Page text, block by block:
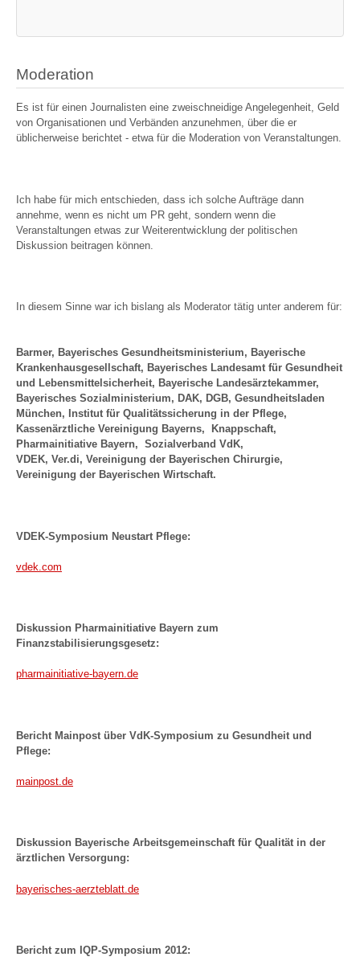
Moderation
Es ist für einen Journalisten eine zweischneidige Angelegenheit, Geld
von Organisationen und Verbänden anzunehmen, über die er
üblicherweise berichtet - etwa für die Moderation von Veranstaltungen.
Ich habe für mich entschieden, dass ich solche Aufträge dann
annehme, wenn es nicht um PR geht, sondern wenn die
Veranstaltungen etwas zur Weiterentwicklung der politischen
Diskussion beitragen können.
In diesem Sinne war ich bislang als Moderator tätig unter anderem für:
Barmer, Bayerisches Gesundheitsministerium, Bayerische
Krankenhausgesellschaft, Bayerisches Landesamt für Gesundheit
und Lebensmittelsicherheit, Bayerische Landesärztekammer,
Bayerisches Sozialministerium, DAK, DGB, Gesundheitsladen
München, Institut für Qualitätssicherung in der Pflege,
Kassenärztliche Vereinigung Bayerns, Knappschaft,
Pharmainitiative Bayern, Sozialverband VdK,
VDEK, Ver.di, Vereinigung der Bayerischen Chirurgie,
Vereinigung der Bayerischen Wirtschaft.
VDEK-Symposium Neustart Pflege:
vdek.com
Diskussion Pharmainitiative Bayern zum
Finanzstabilisierungsgesetz:
pharmainitiative-bayern.de
Bericht Mainpost über VdK-Symposium zu Gesundheit und
Pflege:
mainpost.de
Diskussion Bayerische Arbeitsgemeinschaft für Qualität in der
ärztlichen Versorgung:
bayerisches-aerzteblatt.de
Bericht zum IQP-Symposium 2012: